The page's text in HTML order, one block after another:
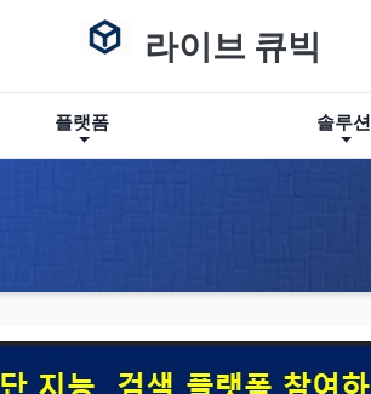
라이브 큐빅
플랫폼 솔루션